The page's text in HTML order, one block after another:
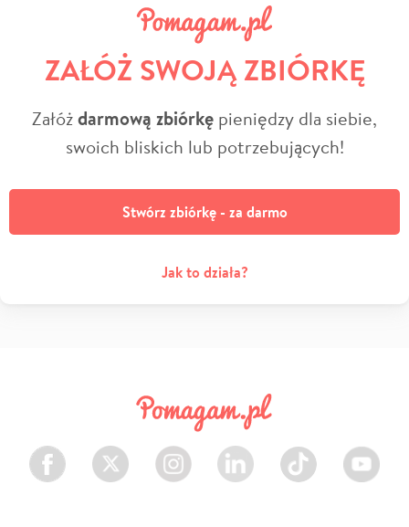
ZAŁÓŻ SWOJĄ ZBIÓRKĘ
Załóżdarmową zbiórkę pieniędzy dla siebie,
swoich bliskich lub potrzebujących!
Stwórz zbiórkę - za darmo
Jak to działa?
Facebook Twitter Instagram LinkedIn TikTok Youtube